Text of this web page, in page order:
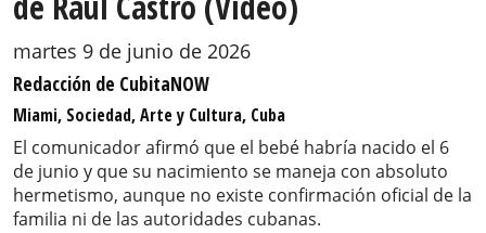
martes 9 de junio de 2026
Redacción de CubitaNOW
Miami, Sociedad, Arte y Cultura, Cuba
El comunicador afirmó que el bebé habría nacido el 6
de junio y que su nacimiento se maneja con absoluto
hermetismo, aunque no existe confirmación oficial de la
familia ni de las autoridades cubanas.